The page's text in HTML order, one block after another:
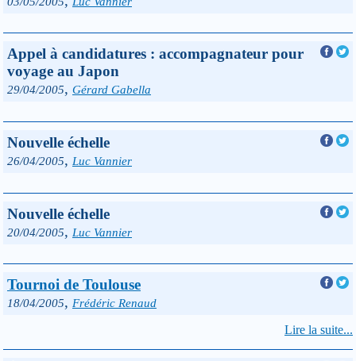
Appel à candidatures : accompagnateur pour
voyage au Japon
29/04/2005, Gérard Gabella
Nouvelle échelle
26/04/2005, Luc Vannier
Nouvelle échelle
20/04/2005, Luc Vannier
Tournoi de Toulouse
18/04/2005, Frédéric Renaud
Lire la suite...